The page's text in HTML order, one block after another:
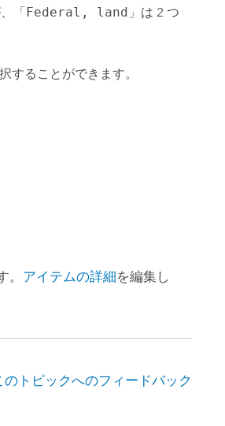
「Federal, land 」は 2 つ
することができます。
アイテムの詳細を編集し
のトピックへのフィードバック